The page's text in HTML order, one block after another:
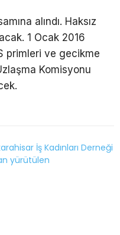
alındı. Haksız
1 Ocak 2016
primleri ve gecikme
Komisyonu